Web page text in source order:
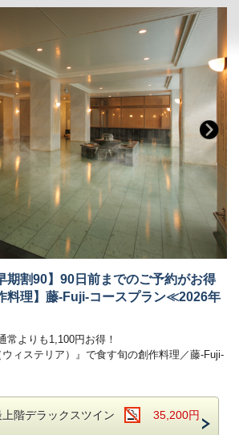
時の間でご利用いただけます。
安心ポイント］
も
ガラス張りなのでご家族も安心。
お子様用食器やイスもご用意しております！
、体の芯から温まる効能があり、
す。
に位置する空中庭園露天風呂からは時刻にて
をごゆっくりとお楽しみください。
それぞれにございます。
出の小槌をテーマにした4種の貸切風呂がござ
確認ください。
紹介
100種のメニュー（100品）をご用意しており
げたての天ぷらや焼きたてのステーキ、
がご好評いただいております。
ナーやショーケースの中で輝く前菜、
ーナーは女性のお客様に大好評です。
。ごはん・パンどちらもご用意しております。
スト、お好みの具材を選べるトッピングオムレ
製和牛カレー」も。
期割90】90日前までのご予約がお得
料理】藤-Fuji-コースプラン≪2026年
常よりも1,100円お得！
ィステリア）』で食す旬の創作料理／藤-Fuji-
（ウィステリア）』でこだわりの創作料理
上階デラックスツイン
35,200円